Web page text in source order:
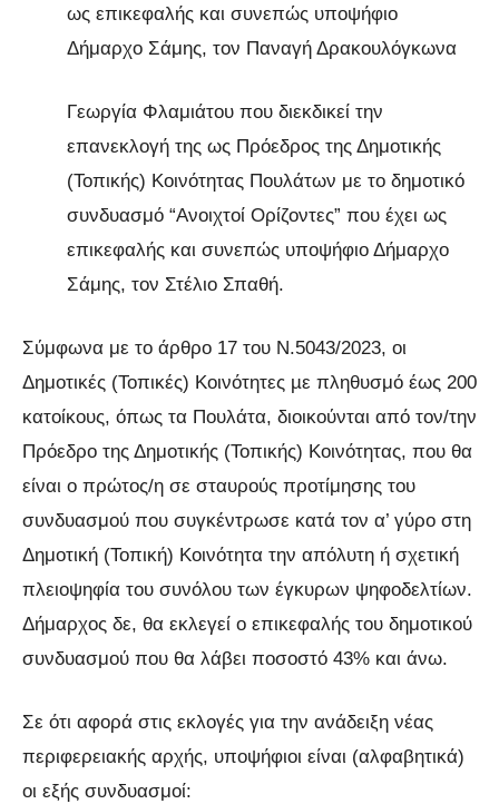
ως επικεφαλής και συνεπώς υποψήφιο
Δήμαρχο Σάμης, τον Παναγή Δρακουλόγκωνα
Γεωργία Φλαμιάτου που διεκδικεί την
επανεκλογή της ως Πρόεδρος της Δημοτικής
(Τοπικής) Κοινότητας Πουλάτων με το δημοτικό
συνδυασμό “Ανοιχτοί Ορίζοντες” που έχει ως
επικεφαλής και συνεπώς υποψήφιο Δήμαρχο
Σάμης, τον Στέλιο Σπαθή.
Σύμφωνα με το άρθρο 17 του Ν.5043/2023, οι
Δημοτικές (Τοπικές) Κοινότητες µε πληθυσμό έως 200
κατοίκους, όπως τα Πουλάτα, διοικούνται από τον/την
Πρόεδρο της Δημοτικής (Τοπικής) Κοινότητας, που θα
είναι ο πρώτος/η σε σταυρούς προτίμησης του
συνδυασμού που συγκέντρωσε κατά τον α’ γύρο στη
Δημοτική (Τοπική) Κοινότητα την απόλυτη ή σχετική
πλειοψηφία του συνόλου των έγκυρων ψηφοδελτίων.
Δήμαρχος δε, θα εκλεγεί ο επικεφαλής του δημοτικού
συνδυασμού που θα λάβει ποσοστό 43% και άνω.
Σε ότι αφορά στις εκλογές για την ανάδειξη νέας
περιφερειακής αρχής, υποψήφιοι είναι (αλφαβητικά)
οι εξής συνδυασμοί: